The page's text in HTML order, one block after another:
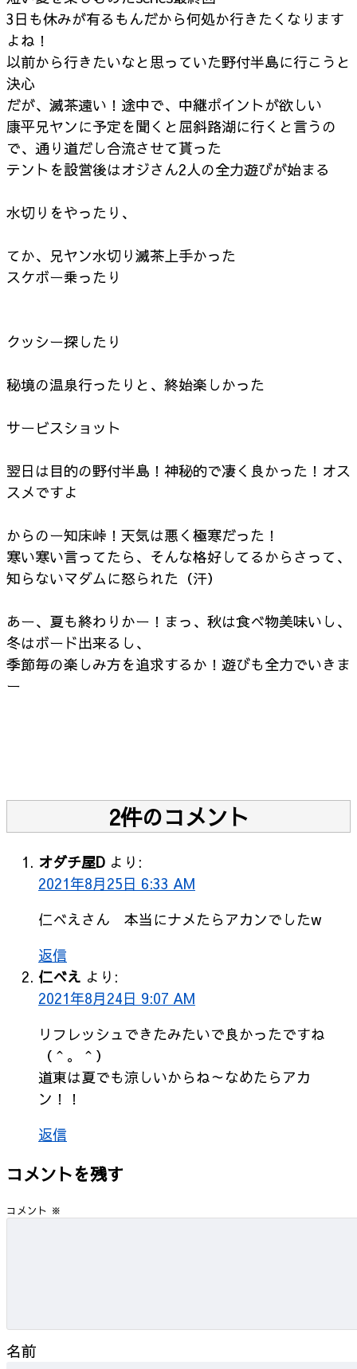
3日も休みが有るもんだから何処か行きたくなります
よね！
以前から行きたいなと思っていた野付半島に行こうと
決心
だが、滅茶遠い！途中で、中継ポイントが欲しい
康平兄ヤンに予定を聞くと屈斜路湖に行くと言うの
で、通り道だし合流させて貰った
テントを設営後はオジさん2人の全力遊びが始まる
水切りをやったり、
てか、兄ヤン水切り滅茶上手かった
スケボー乗ったり
クッシー探したり
秘境の温泉行ったりと、終始楽しかった
サービスショット
翌日は目的の野付半島！神秘的で凄く良かった！オス
スメですよ
からのー知床峠！天気は悪く極寒だった！
寒い寒い言ってたら、そんな格好してるからさって、
知らないマダムに怒られた（汗）
あー、夏も終わりかー！まっ、秋は食べ物美味いし、
冬はボード出来るし、
季節毎の楽しみ方を追求するか！遊びも全力でいきま
ー
2件のコメント
オダチ屋D より:
2021年8月25日 6:33 AM
仁べえさん 本当にナメたらアカンでしたw
返信
仁べえ より:
2021年8月24日 9:07 AM
リフレッシュできたみたいで良かったですね
（＾。＾）
道東は夏でも涼しいからね～なめたらアカ
ン！！
返信
コメントを残す
コメント ※
名前